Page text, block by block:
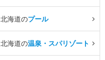
北海道のプール
北海道の温泉・スパリゾート